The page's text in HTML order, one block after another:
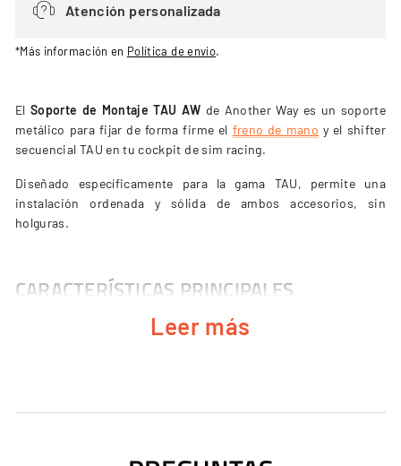
Atención personalizada
*Más información en Política de envío.
El Soporte de Montaje TAU AW de Another Way es un soporte
metálico para fijar de forma firme el freno de mano y el shifter
secuencial TAU en tu cockpit de sim racing.
Diseñado específicamente para la gama TAU, permite una
instalación ordenada y sólida de ambos accesorios, sin
holguras.
CARACTERÍSTICAS PRINCIPALES
Leer más